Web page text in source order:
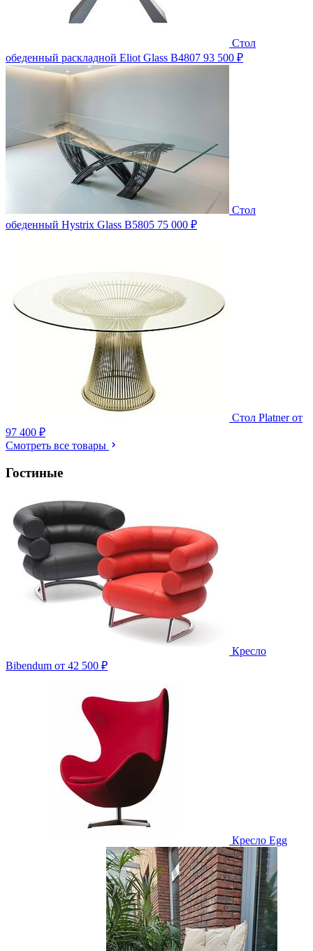
Стол
обеденный раскладной Eliot Glass B4807 93 500 ₽
Стол
обеденный Hystrix Glass B5805 75 000 ₽
Стол Platner от
97 400 ₽
Смотреть все товары
Гостиные
Кресло
Bibendum от 42 500 ₽
Кресло Egg